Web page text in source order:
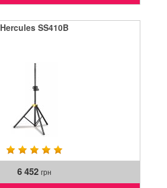
Hercules SS410B
6 452 грн